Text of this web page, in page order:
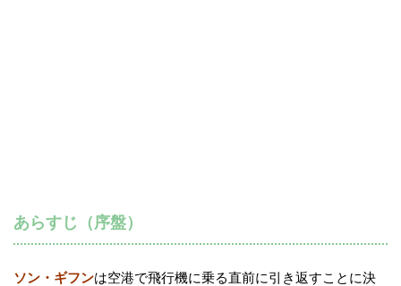
あらすじ（序盤）
ソン・ギフンは空港で飛行機に乗る直前に引き返すことに決